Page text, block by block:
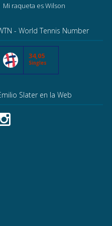
Mi raqueta es Wilson
- World Tennis Number
34,05
Singles
Slater en la Web